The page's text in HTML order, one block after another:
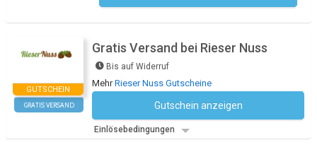
GUTSCHEIN
GRATIS VERSAND
Gratis Versand bei Rieser Nuss
Bis auf Widerruf
MehrRieser Nuss Gutscheine
Gutschein anzeigen
Einlösebedingungen